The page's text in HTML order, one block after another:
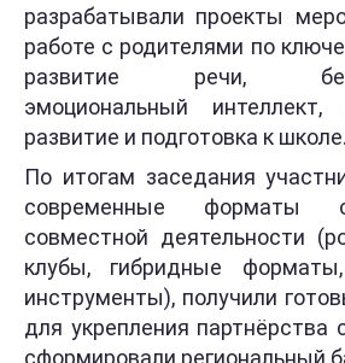
разрабатывали проекты
работе с родителями по
развитие речи,
эмоциональный интеллект,
развитие и подготовка к школе.
По итогам заседания
современные форматы
совместной деятельности
клубы, гибридные
инструменты), получили
для укрепления партнёрства
сформировали региональный